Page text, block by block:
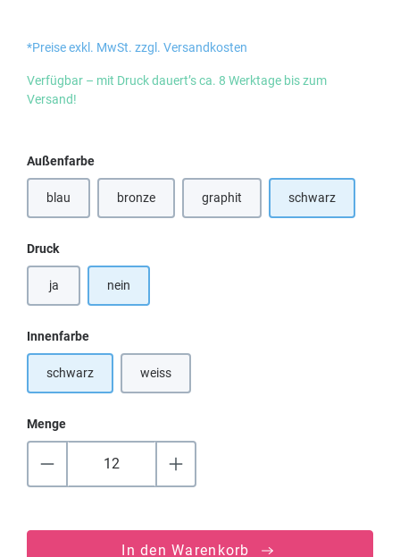
*Preise exkl. MwSt. zzgl. Versandkosten
Verfügbar – mit Druck dauert’s ca. 8 Werktage bis zum
Versand!
Außenfarbeauswählen
blau(Diese Option ist zurzeit nicht verfügbar.)
bronze graphit schwarz
Druckauswählen
ja nein
Innenfarbeauswählen
schwarz weiss(Diese Option ist zurzeit nicht verfügbar.)
Menge
In den Warenkorb